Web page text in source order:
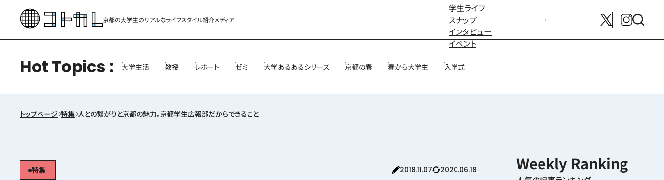
京都の大学生のリアルなライフスタイル紹介メディア
学生ライフ
スナップ
インタビュー
イベント
メンバー募集はこちら
Hot Topics 大学生活 教授 レポート ゼミ 大学あるあるシリーズ 京都の春 春から大学生 入学式
トップページ 特集 人との繋がりと京都の魅力。京都学生広報部だからできること
特集 2018.11.07 2020.06.18